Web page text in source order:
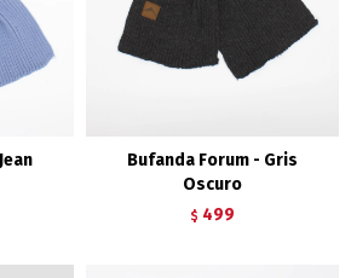
Bufanda Forum - Gris
Oscuro
$ 499